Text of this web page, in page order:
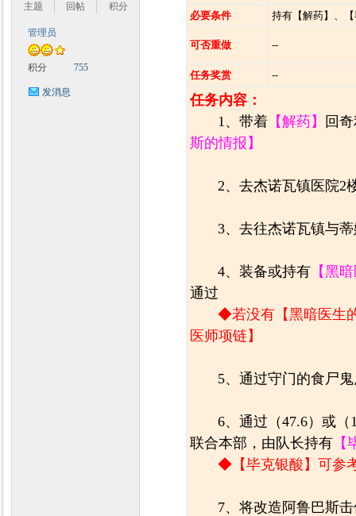
主题 回帖 积分
管理员
积分 755
发消息
必要条件
持有【解药】、
可否重做 --
任务奖赏 --
任务内容：
1、带着 【解药】
回
斯的情报】
2、去杰诺瓦镇医院2
3、去往杰诺瓦镇与
4、装备或持有 【黑
通过
◆若没有【黑暗医生
医师项链】
5、通过守门的食尸
6、通过（47.6）或
联合本部，由队长持有
◆【毕克银酸】可参
7、将改造阿鲁巴斯